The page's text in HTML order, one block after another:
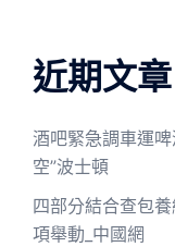
近期文章
酒吧緊急調車運
空”波士頓
四部分結合查包
項舉動_中國網